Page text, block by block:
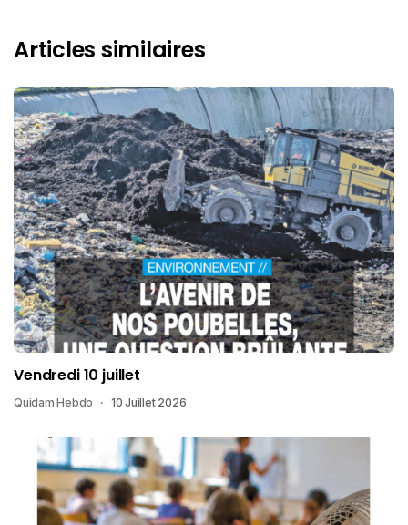
Articles similaires
Vendredi 10 juillet
Quidam Hebdo 10 Juillet 2026